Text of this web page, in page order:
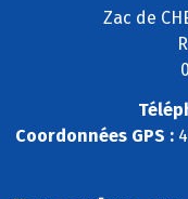
Zac de
Coordonnées GPS :